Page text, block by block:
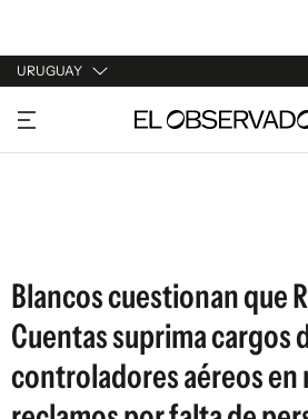
URUGUAY
URUGUAY
ARGENTINA
Blancos cuestionan que
Cuentas suprima cargos
controladores aéreos en